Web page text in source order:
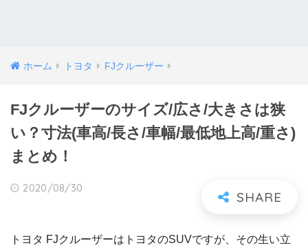
ホーム トヨタ FJクルーザー
FJクルーザーのサイズ/広さ/大きさは狭
い？寸法(車高/長さ/車幅/最低地上高/重さ)
まとめ！
2020/08/30
トヨタ FJクルーザーはトヨタのSUVですが、その生い立